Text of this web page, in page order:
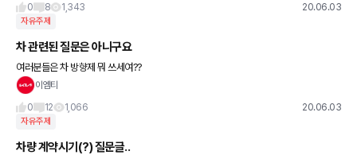
0
8 1,343 20.06.03
자유주제
차 관련된 질문은 아니구요
여러분들은 차 방향제 뭐 쓰세여??
이엠티
0
12 1,066 20.06.03
자유주제
차량 계약시기(?) 질문글..